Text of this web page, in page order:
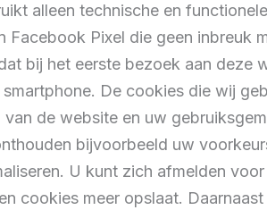
alleen technische en
Facebook Pixel die geen inbreuk
bij het eerste bezoek aan deze
De cookies die wij
de website en uw
bijvoorbeeld uw
U kunt zich afmelden
cookies meer opslaat.